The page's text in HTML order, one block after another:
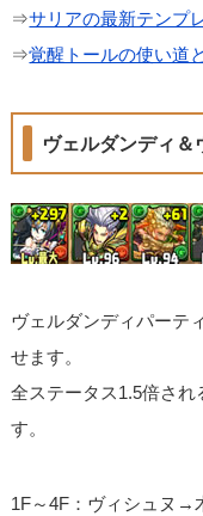
⇒サリアの最新テンプ
⇒覚醒トールの使い道
ヴェルダンディ＆
ヴェルダンディパーテ
せます。
全ステータス1.5倍さ
す。
1F～4F：ヴィシュヌ→